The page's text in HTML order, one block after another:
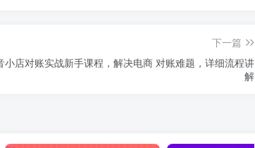
下一篇
小店对账实战新手课程，解决电商 对账难题，详细流程讲
解